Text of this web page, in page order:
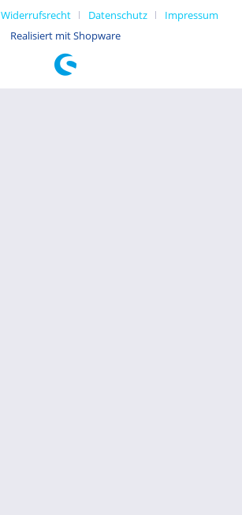
Widerrufsrecht Datenschutz
Impressum
Realisiert mit Shopware